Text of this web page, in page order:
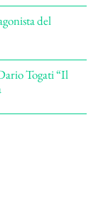
del
Togati “Il